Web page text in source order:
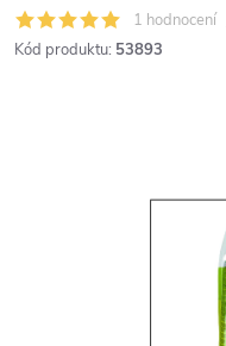
1 hodnocení
Kód produktu: 53893